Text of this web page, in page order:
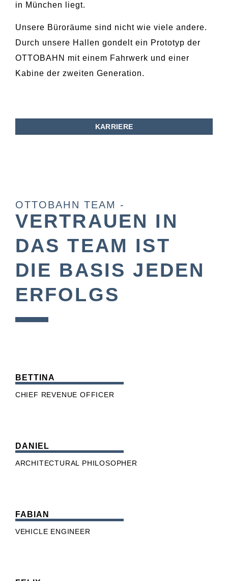
in München liegt.
Unsere Büroräume sind nicht wie viele andere.
Durch unsere Hallen gondelt ein Prototyp der
OTTOBAHN mit einem Fahrwerk und einer
Kabine der zweiten Generation.
KARRIERE
OTTOBAHN TEAM -
VERTRAUEN IN
DAS TEAM IST
DIE BASIS JEDEN
ERFOLGS
BETTINA
CHIEF REVENUE OFFICER
DANIEL
ARCHITECTURAL PHILOSOPHER
FABIAN
VEHICLE ENGINEER